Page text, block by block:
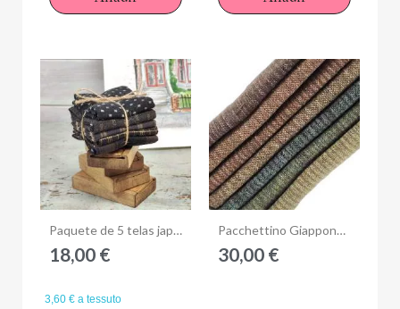
Anteprima Paquete de 5 telas japonesas 25 x 27 cm - Nero
18,00 €
3,60 € a tessuto
Anteprima Pacchettino Giapponese, 7 Tessuti 33 x 35 cm, Marrone Verde
30,00 €